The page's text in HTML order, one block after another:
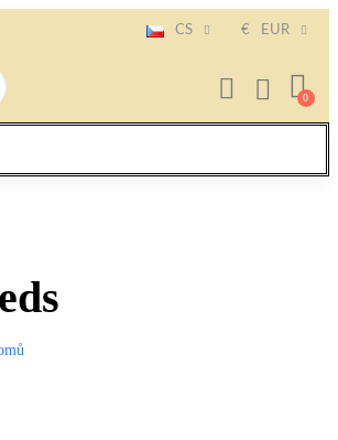
CS € EUR